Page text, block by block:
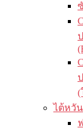
(
ไต้หวัน